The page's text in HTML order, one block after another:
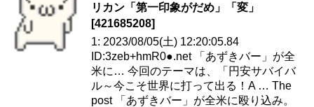
リカン「第一印象がだめ」「変」
[421685208]
1: 2023/08/05(土) 12:20:05.84
ID:3zeb+hmR0●.net 「あずきバー」が全
米に… 今回のテーマは、「円安サバイバ
ル～今こそ世界に打って出る！A … The
post 「あずきバー」が全米に殴り込み。